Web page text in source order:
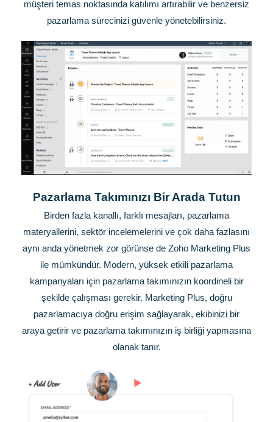
müşteri temas noktasında katılımı artırabilir ve benzersiz
pazarlama sürecinizi güvenle yönetebilirsiniz.
Pazarlama Takımınızı Bir Arada Tutun
Birden fazla kanallı, farklı mesajları, pazarlama
materyallerini, sektör incelemelerini ve çok daha fazlasını
aynı anda yönetmek zor görünse de Zoho Marketing Plus
ile mümkündür. Modern, yüksek etkili pazarlama
kampanyaları için pazarlama takımınızın koordineli bir
şekilde çalışması gerekir. Marketing Plus, doğru
pazarlamacıya doğru erişim sağlayarak, ekibinizi bir
araya getirir ve pazarlama takımınızın iş birliği yapmasına
olanak tanır.